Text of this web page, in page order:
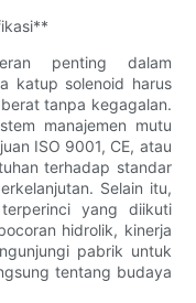
penting dalam
katup solenoid harus
tanpa kegagalan.
manajemen mutu
ISO 9001, CE, atau
terhadap standar
Selain itu,
yang diikuti
hidrolik, kinerja
pabrik untuk
tentang budaya